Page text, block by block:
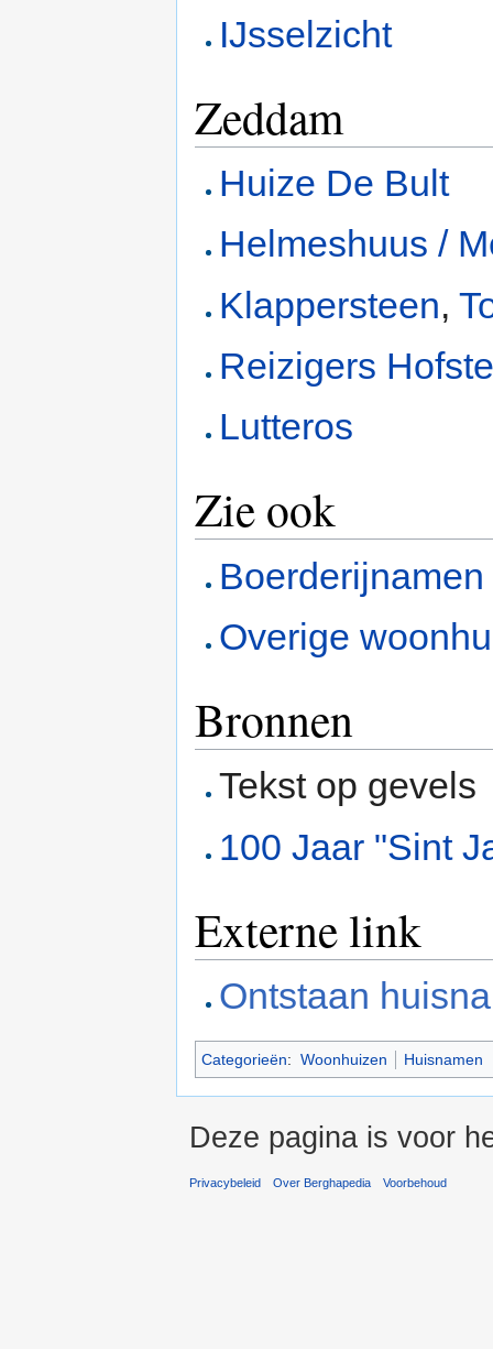
IJsselzicht
Zeddam
Huize De Bult
Helmeshuus /
Klappersteen,
Reizigers
Lutteros
Zie ook
Boerderijnamen
Overige
Bronnen
Tekst op gevels
100 Jaar "Sint
Externe link
Ontstaan
Categorieën: Woonhuizen Huisnamen
Deze pagina is voor
Privacybeleid Over Berghapedia Voorbehoud